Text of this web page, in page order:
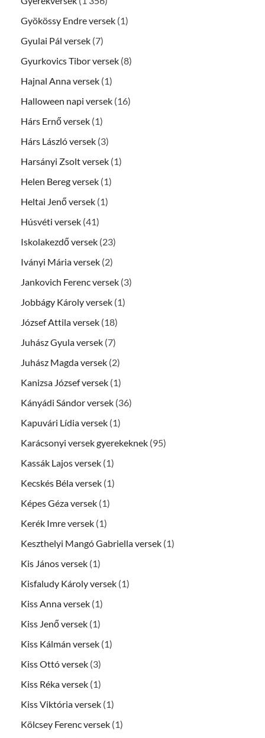
Gyökössy Endre versek (1)
Gyulai Pál versek (7)
Gyurkovics Tibor versek (8)
Hajnal Anna versek (1)
Halloween napi versek (16)
Hárs Ernő versek (1)
Hárs László versek (3)
Harsányi Zsolt versek (1)
Helen Bereg versek (1)
Heltai Jenő versek (1)
Húsvéti versek (41)
Iskolakezdő versek (23)
Iványi Mária versek (2)
Jankovich Ferenc versek (3)
Jobbágy Károly versek (1)
József Attila versek (18)
Juhász Gyula versek (7)
Juhász Magda versek (2)
Kanizsa József versek (1)
Kányádi Sándor versek (36)
Kapuvári Lídia versek (1)
Karácsonyi versek gyerekeknek (95)
Kassák Lajos versek (1)
Kecskés Béla versek (1)
Képes Géza versek (1)
Kerék Imre versek (1)
Keszthelyi Mangó Gabriella versek (1)
Kis János versek (1)
Kisfaludy Károly versek (1)
Kiss Anna versek (1)
Kiss Jenő versek (1)
Kiss Kálmán versek (1)
Kiss Ottó versek (3)
Kiss Réka versek (1)
Kiss Viktória versek (1)
Kölcsey Ferenc versek (1)